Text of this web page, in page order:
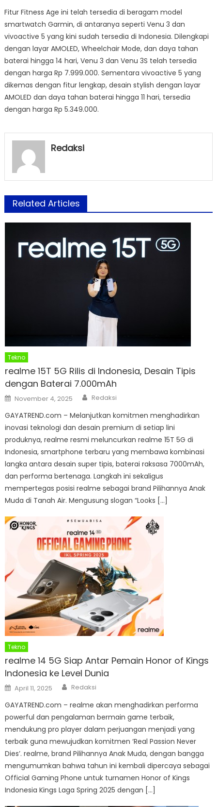
Fitur Fitness Age ini telah tersedia di beragam model
smartwatch Garmin, di antaranya seperti Venu 3 dan
vivoactive 5 yang kini sudah tersedia di Indonesia. Dilengkapi
dengan layar AMOLED, Wheelchair Mode, dan daya tahan
baterai hingga 14 hari, Venu 3 dan Venu 3S telah tersedia
dengan harga Rp 7.999.000. Sementara vivoactive 5 yang
dikemas dengan fitur lengkap, desain stylish dengan layar
AMOLED dan daya tahan baterai hingga 11 hari, tersedia
dengan harga Rp 5.349.000.
Redaksi
Related Articles
Tekno
realme 15T 5G Rilis di Indonesia, Desain Tipis
dengan Baterai 7.000mAh
Posted
on
November 4, 2025 Author
Redaksi
GAYATREND.com – Melanjutkan komitmen menghadirkan
inovasi teknologi dan desain premium di setiap lini
produknya, realme resmi meluncurkan realme 15T 5G di
Indonesia, smartphone terbaru yang membawa kombinasi
langka antara desain super tipis, baterai raksasa 7000mAh,
dan performa bertenaga. Langkah ini sekaligus
mempertegas posisi realme sebagai brand Pilihannya Anak
Muda di Tanah Air. Mengusung slogan “Looks […]
Tekno
realme 14 5G Siap Antar Pemain Honor of Kings
Indonesia ke Level Dunia
Posted
on
April 11, 2025 Author
Redaksi
GAYATREND.com – realme akan menghadirkan performa
powerful dan pengalaman bermain game terbaik,
mendukung pro player dalam perjuangan menjadi yang
terbaik guna mewujudkan komitmen ‘Real Passion Never
Dies’. realme, brand Pilihannya Anak Muda, dengan bangga
mengumumkan bahwa tahun ini kembali dipercaya sebagai
Official Gaming Phone untuk turnamen Honor of Kings
Indonesia Kings Laga Spring 2025 dengan […]